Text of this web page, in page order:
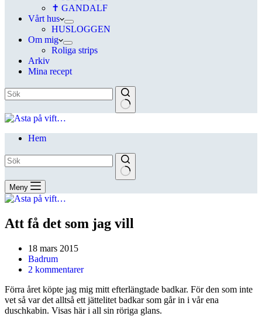
✝ GANDALF
Vårt hus
HUSLOGGEN
Om mig
Roliga strips
Arkiv
Mina recept
Hem
Meny
Att få det som jag vill
18 mars 2015
Badrum
2 kommentarer
Förra året köpte jag mig mitt efterlängtade badkar. För den som inte
vet så var det alltså ett jättelitet badkar som går in i vår ena
duschkabin. Visas här i all sin röriga glans.